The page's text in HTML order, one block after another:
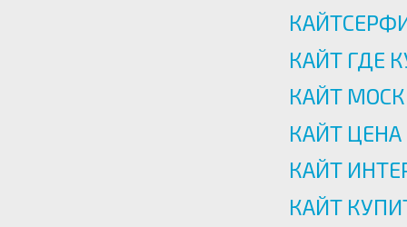
КАЙТ ГДЕ
КАЙТ
КАЙТ ЦЕНА
КАЙТ
КАЙТ